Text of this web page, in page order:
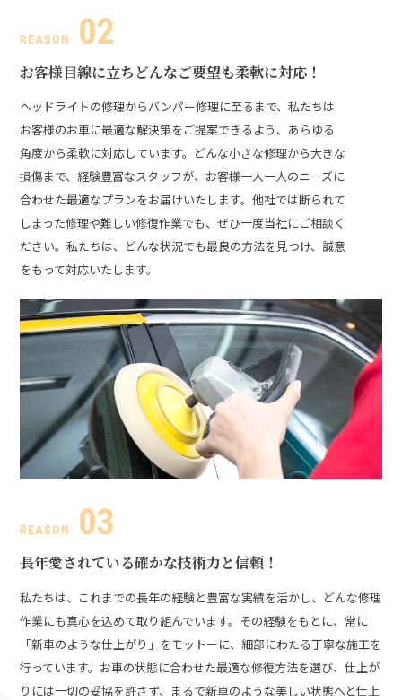
お客様目線に立ち どんなご要望も柔軟に対応！
ヘッドライトの修理からバンパー修理に至るまで、私たちは
お客様のお車に最適な解決策をご提案できるよう、あらゆる
角度から柔軟に対応しています。どんな小さな修理から大きな
損傷まで、経験豊富なスタッフが、お客様一人一人のニーズに
合わせた最適なプランをお届けいたします。他社では断られて
しまった修理や難しい修復作業でも、ぜひ一度当社にご相談く
ださい。私たちは、どんな状況でも最良の方法を見つけ、誠意
をもって対応いたします。
長年愛されている確かな技術力と信頼！
私たちは、これまでの長年の経験と豊富な実績を活かし、どんな修理
作業にも真心を込めて取り組んでいます。その経験をもとに、常に
「新車のような仕上がり」をモットーに、細部にわたる丁寧な施工を
行っています。お車の状態に合わせた最適な修復方法を選び、仕上が
りには一切の妥協を許さず、まるで新車のような美しい状態へと仕上